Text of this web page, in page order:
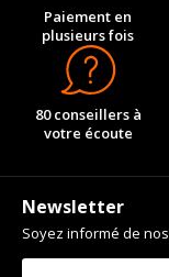
Paiement en
plusieurs fois
80 conseillers à
votre écoute
Newsletter
Soyez informé de